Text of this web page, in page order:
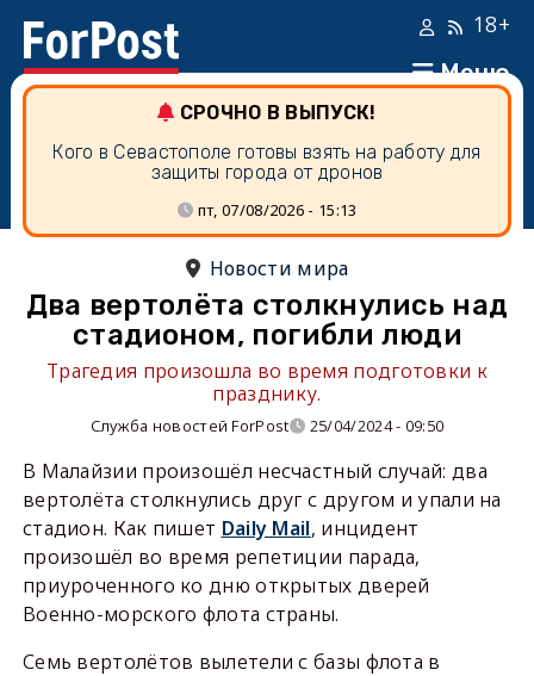
Меню
18+
СРОЧНО В ВЫПУСК!
Кого в Севастополе готовы взять на работу для
защиты города от дронов
пт, 07/08/2026 - 15:13
Новости мира
Два вертолёта столкнулись над
стадионом, погибли люди
Трагедия произошла во время подготовки к
празднику.
Служба новостей ForPost 25/04/2024 - 09:50
В Малайзии произошёл несчастный случай: два
вертолёта столкнулись друг с другом и упали на
стадион. Как пишет Daily Mail, инцидент
произошёл во время репетиции парада,
приуроченного ко дню открытых дверей
Военно-морского флота страны.
Семь вертолётов вылетели с базы флота в